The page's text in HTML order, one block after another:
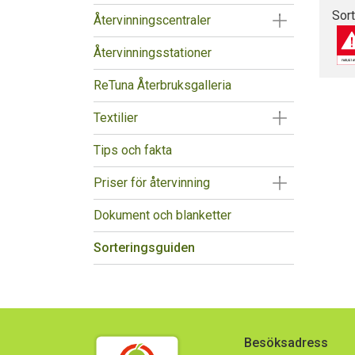
Återvinningscentraler Visa/Göm
Återvinningsstationer
ReTuna Återbruksgalleria
Textilier Visa/Göm
Tips och fakta
Priser för återvinning Visa/Göm
Dokument och blanketter
Sorteringsguiden
Besöksadress